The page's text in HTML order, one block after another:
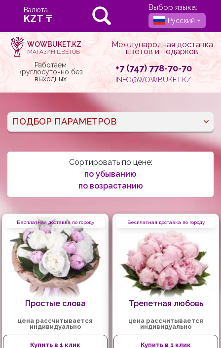
Валюта Выбор языка:
Русский
WOWBUKET.KZ
МАГАЗИН ЦВЕТОВ
Международная доставка
цветов и подарков
Работаем
круглосуточно без
выходных
+7 (747) 778-70-70
INFO@WOWBUKET.KZ
ПОДБОР ПАРАМЕТРОВ
Сортировать по цене:
по убыванию
по возрастанию
Бесплатная доставка по городу
Простые слова
цена рассчитывается
индивидуально
Купить в 1 клик
Бесплатная доставка по городу
Трепетная любовь
цена рассчитывается
индивидуально
Купить в 1 клик